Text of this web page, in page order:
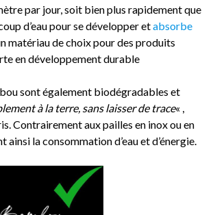
par jour, soit bien plus rapidement que
d’eau pour se développer etabsorbe
matériau de choix pour des produits
en développement durable
sont également biodégradables et
à la terre, sans laisser de trace« ,
Contrairement aux pailles en inox ou en
ainsi la consommation d’eau et d’énergie.